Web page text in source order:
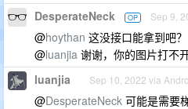
DesperateNeck OP Sep 9,
@hoythan 这没接口能拿到吧？
@luanjia 谢谢，你的图片打不
luanjia Sep 10, 2022 via
@DesperateNeck 可能是需要